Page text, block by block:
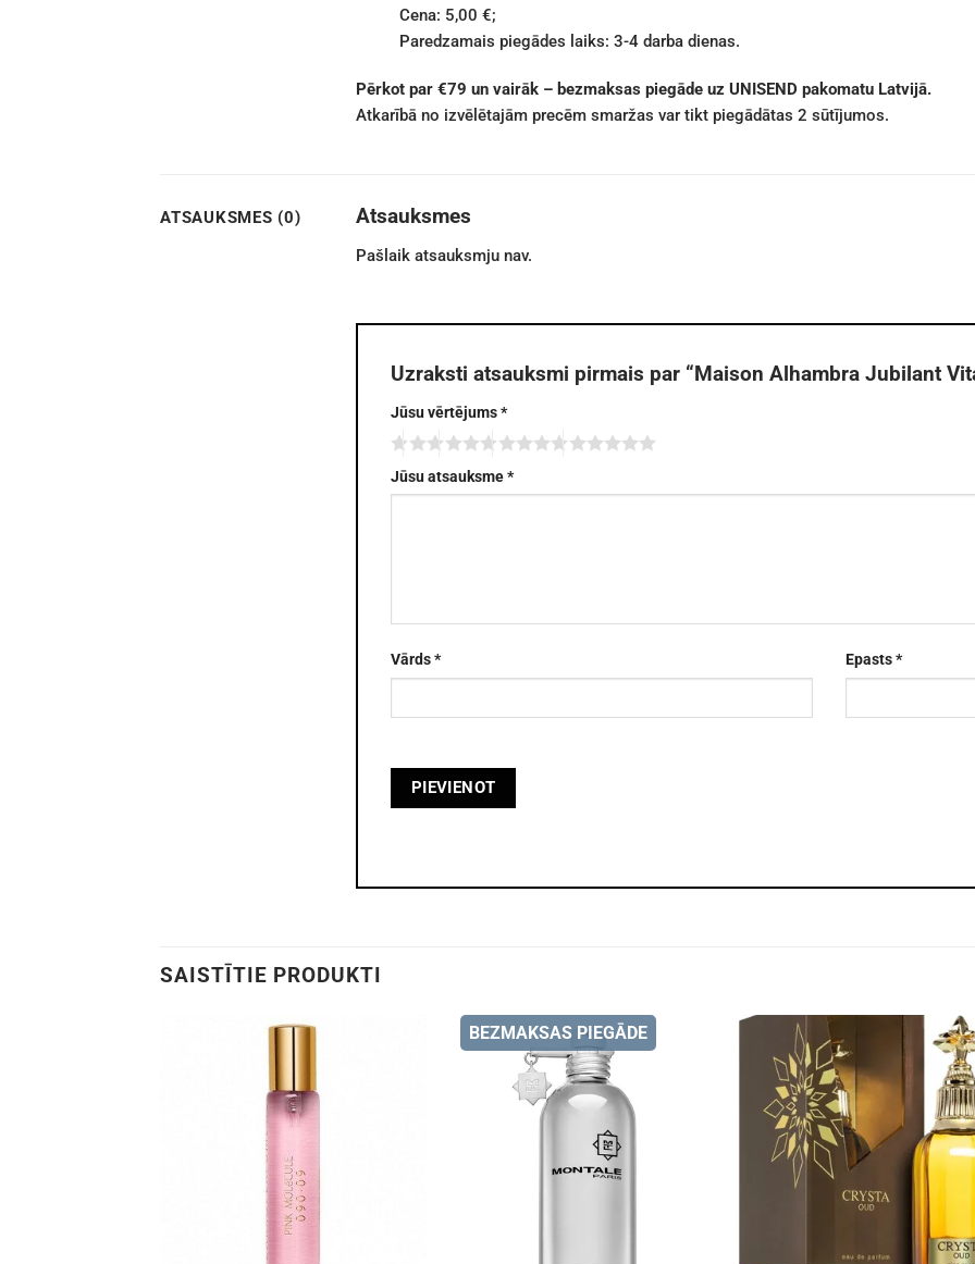
Cena: 5,00 €;
Paredzamais piegādes laiks: 3-4 darba dienas.
Pērkot par €79 un vairāk – bezmaksas piegāde uz UNISEND pakomatu Latvijā.
Atkarībā no izvēlētajām precēm smaržas var tikt piegādātas 2 sūtījumos.
ATSAUKSMES (0) Atsauksmes
Pašlaik atsauksmju nav.
Uzraksti atsauksmi pirmais par “Maison Alhambra Jubilant
Jūsu vērtējums*
Jūsu atsauksme*
Vārds* Epasts*
SAISTĪTIE PRODUKTI
BEZMAKSAS PIEGĀDE